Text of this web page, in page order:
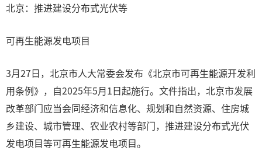
北京：推进建设分布式光伏等
可再生能源发电项目
3月27日，北京市人大常委会发布《北京市可再生能源开发利
用条例》，自2025年5月1日起施行。文件指出，北京市发展
改革部门应当会同经济和信息化、规划和自然资源、住房城
乡建设、城市管理、农业农村等部门，推进建设分布式光伏
发电项目等可再生能源发电项目。